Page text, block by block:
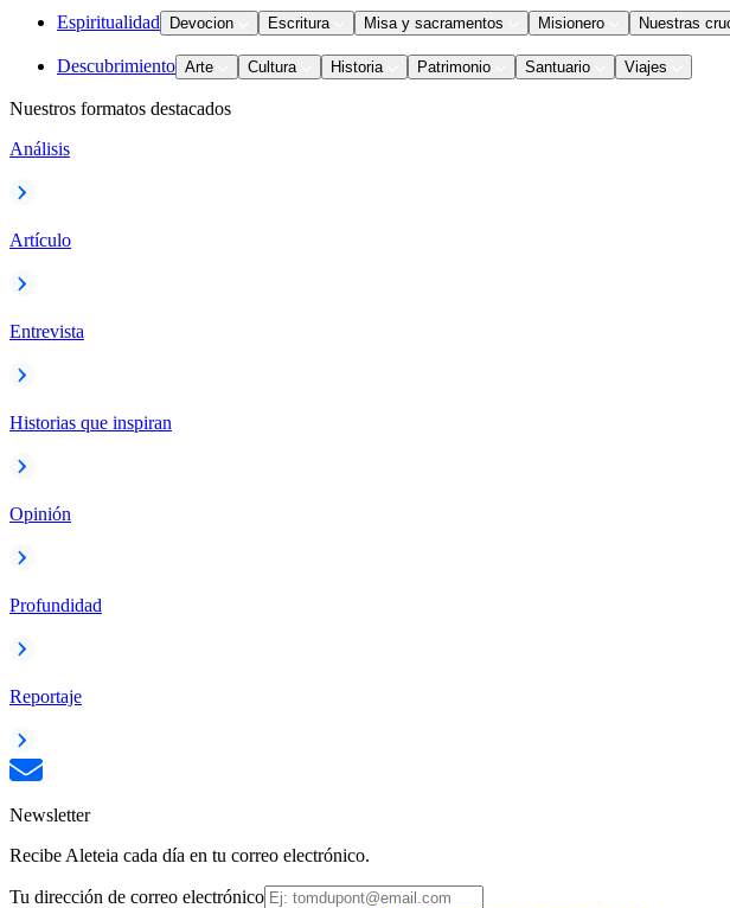
Espiritualidad Devocion Escritura Misa y sacramentos Misionero Nuestras
Descubrimiento Arte Cultura Historia Patrimonio Santuario Viajes
Nuestros formatos destacados
Análisis
Artículo
Entrevista
Historias que inspiran
Opinión
Profundidad
Reportaje
Newsletter
Recibe Aleteia cada día en tu correo electrónico.
Tu dirección de correo electrónico